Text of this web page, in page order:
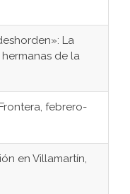
La
de la
febrero-
en Villamartín,
de